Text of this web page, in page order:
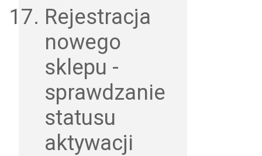
Rejestracja
nowego
sklepu -
sprawdzanie
statusu
aktywacji